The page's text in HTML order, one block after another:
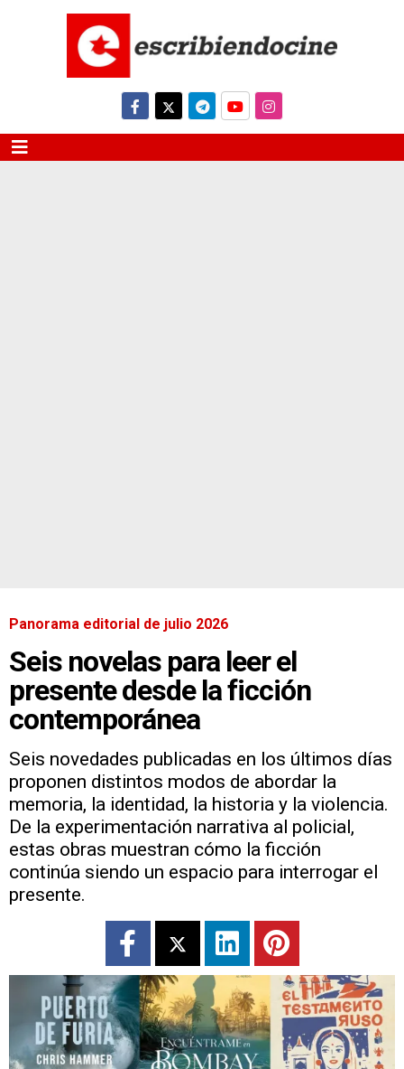
Panorama editorial de julio 2026
Seis novelas para leer el
presente desde la ficción
contemporánea
Seis novedades publicadas en los últimos días
proponen distintos modos de abordar la
memoria, la identidad, la historia y la violencia.
De la experimentación narrativa al policial,
estas obras muestran cómo la ficción
continúa siendo un espacio para interrogar el
presente.